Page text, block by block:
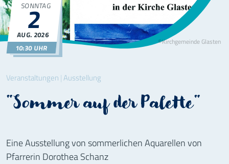
©Kirchgemeinde Glasten
Veranstaltungen |Ausstellung
"Sommer auf der Palette"
SONNTAG
2
AUG.2026
10:30 UHR
Eine Ausstellung von sommerlichen Aquarellen von
Pfarrerin Dorothea Schanz